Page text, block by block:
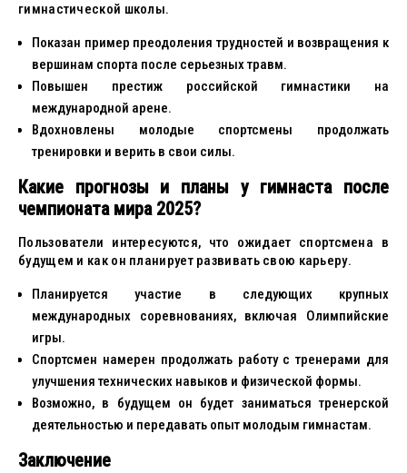
гимнастической школы.
Показан пример преодоления трудностей и возвращения к
вершинам спорта после серьезных травм.
Повышен престиж российской гимнастики на
международной арене.
Вдохновлены молодые спортсмены продолжать
тренировки и верить в свои силы.
Какие прогнозы и планы у гимнаста после
чемпионата мира 2025?
Пользователи интересуются, что ожидает спортсмена в
будущем и как он планирует развивать свою карьеру.
Планируется участие в следующих крупных
международных соревнованиях, включая Олимпийские
игры.
Спортсмен намерен продолжать работу с тренерами для
улучшения технических навыков и физической формы.
Возможно, в будущем он будет заниматься тренерской
деятельностью и передавать опыт молодым гимнастам.
Заключение